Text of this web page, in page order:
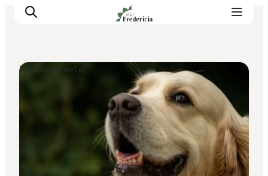
Veranstaltungen
Erlebnisse und Kultur
Restaurants
Unterkünfte
Reise planen
Naturgebiete